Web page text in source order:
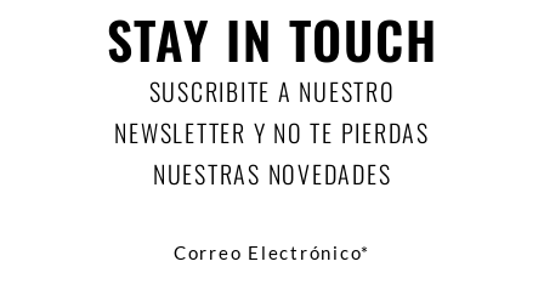
STAY IN TOUCH
SUSCRIBITE A NUESTRO
NEWSLETTER Y NO TE PIERDAS
NUESTRAS NOVEDADES
Correo Electrónico*